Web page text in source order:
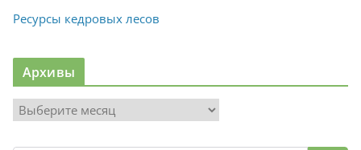
Ресурсы кедровых лесов
Архивы
р
х